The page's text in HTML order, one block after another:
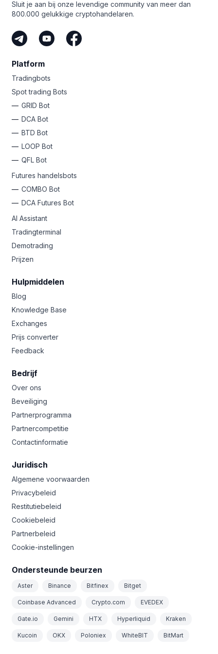
Sluit je aan bij onze levendige community van meer dan
800.000 gelukkige cryptohandelaren.
Platform
Tradingbots
Spot trading Bots
GRID Bot
DCA Bot
BTD Bot
LOOP Bot
QFL Bot
Futures handelsbots
COMBO Bot
DCA Futures Bot
AI Assistant
Tradingterminal
Demotrading
Prijzen
Hulpmiddelen
Blog
Knowledge Base
Exchanges
Prijs converter
Feedback
Bedrijf
Over ons
Beveiliging
Partnerprogramma
Partnercompetitie
Contactinformatie
Juridisch
Algemene voorwaarden
Privacybeleid
Restitutiebeleid
Cookiebeleid
Partnerbeleid
Cookie-instellingen
Ondersteunde beurzen
Aster Binance Bitfinex Bitget
Coinbase Advanced Crypto.com EVEDEX
Gate.io Gemini HTX Hyperliquid Kraken
Kucoin OKX Poloniex WhiteBIT BitMart